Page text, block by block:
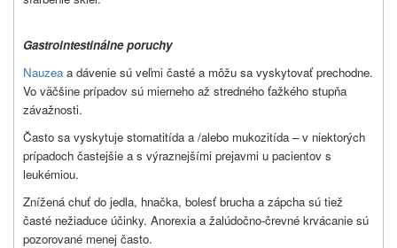
Gastrointestinálne poruchy
Nauzea a dávenie sú veľmi časté a môžu sa vyskytovať prechodne.
Vo väčšine prípadov sú mierneho až stredného ťažkého stupňa
závažnosti.
Často sa vyskytuje stomatitída a /alebo mukozitída – v niektorých
prípadoch častejšie a s výraznejšími prejavmi u pacientov s
leukémiou.
Znížená chuť do jedla, hnačka, bolesť brucha a zápcha sú tiež
časté nežiaduce účinky. Anorexia a žalúdočno-črevné krvácanie sú
pozorované menej často.